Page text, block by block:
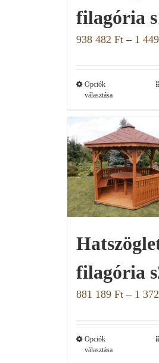
filagória
938 482 Ft– 1
Opciók
választása
filagória
881 189 Ft– 1
Opciók
választása